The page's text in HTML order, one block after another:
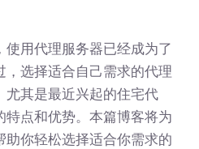
用代理服务器已经成为了
选择适合自己需求的代理
尤其是最近兴起的住宅代
点和优势。本篇博客将为
你轻松选择适合你需求的